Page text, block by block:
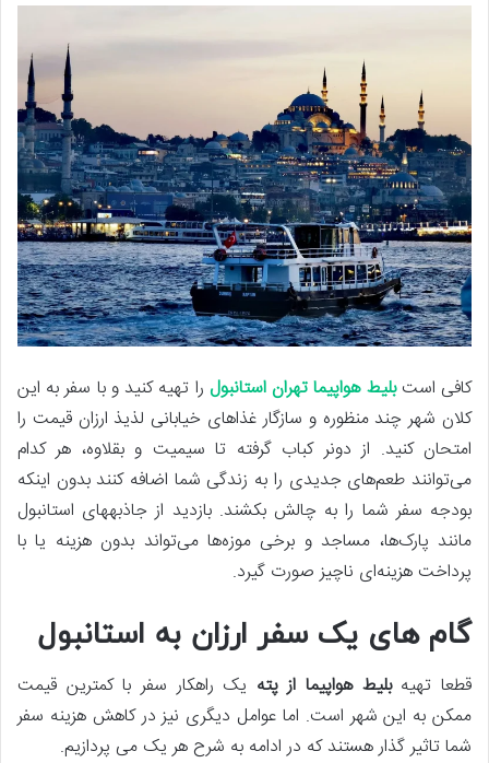
کافی استبلیط هواپیما تهران استانبول را تهیه کنید و با سفر به این
کلان شهر چند منظوره و سازگار غذاهای خیابانی لذیذ ارزان قیمت را
امتحان کنید. از دونر کباب گرفته تا سیمیت و بقلاوه، هر کدام
می‌توانند طعم‌های جدیدی را به زندگی شما اضافه کنند بدون اینکه
بودجه سفر شما را به چالش بکشند. بازدید از جاذبه­های استانبول
مانند پارک‌ها، مساجد و برخی موزه‌ها می‌تواند بدون هزینه یا با
پرداخت هزینه‌ای ناچیز صورت گیرد.
گام های یک سفر ارزان به استانبول
قطعا تهیهبلیط هواپیما از پته یک راهکار سفر با کمترین قیمت
ممکن به این شهر است. اما عوامل دیگری نیز در کاهش هزینه سفر
شما تاثیر گذار هستند که در ادامه به شرح هر یک می پردازیم.